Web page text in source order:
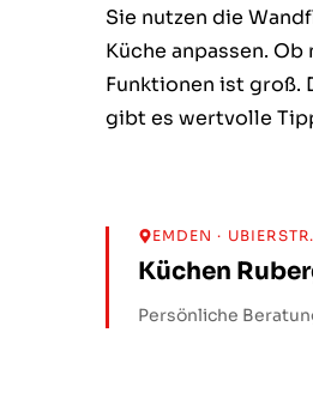
Sie nutzen die
Küche anpassen.
Funktionen ist groß.
gibt es wertvolle
EMDEN ·
Küchen
Persönliche